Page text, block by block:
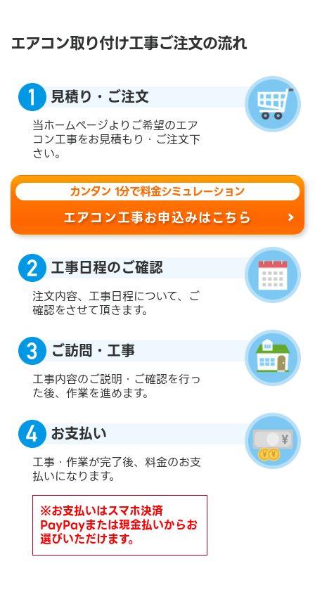
エアコン取り付け工事ご注文の流れ
見積り・ご注文
当ホームページよりご希望のエア
コン工事をお見積もり・ご注文下
さい。
カンタン 1分で料金シミュレーション
エアコン工事お申込みはこちら
工事日程のご確認
注文内容、工事日程について、ご
確認をさせて頂きます。
ご訪問・工事
工事内容のご説明・ご確認を行っ
た後、作業を進めます。
お支払い
工事・作業が完了後、料金のお支
払いになります。
※お支払いはスマホ決済
PayPayまたは現金払いからお
選びいただけます。